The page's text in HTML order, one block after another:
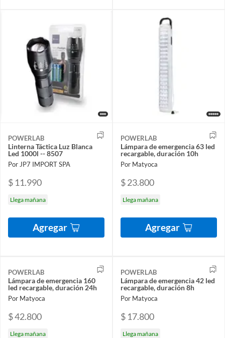
POWERLAB
Linterna Táctica Luz Blanca
Led 1000l -- 8507
Por JP7 IMPORT SPA
$ 11.990
Llega mañana
Agregar
POWERLAB
Lámpara de emergencia 63 led
recargable, duración 10h
Por Matyoca
$ 23.800
Llega mañana
Agregar
POWERLAB
Lámpara de emergencia 160
led recargable, duración 24h
Por Matyoca
$ 42.800
Llega mañana
POWERLAB
Lámpara de emergencia 42 led
recargable, duración 8h
Por Matyoca
$ 17.800
Llega mañana